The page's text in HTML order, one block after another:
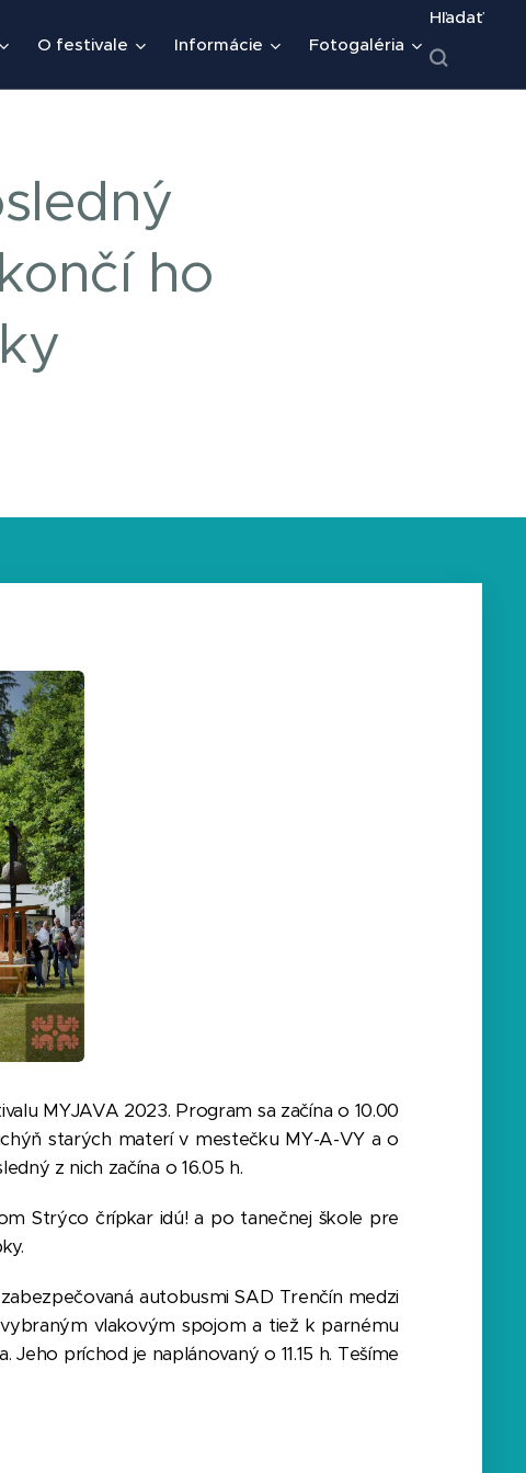
O festivale Informácie Fotogaléria
Hľadať
ho
MYJAVA 2023. Program sa začína o 10.00
starých materí v mestečku MY-A-VY a o
z nich začína o 16.05 h.
Strýco črípkar idú! a po tanečnej škole pre
autobusmi SAD Trenčín medzi
vlakovým spojom a tiež k parnému
príchod je naplánovaný o 11.15 h. Tešíme